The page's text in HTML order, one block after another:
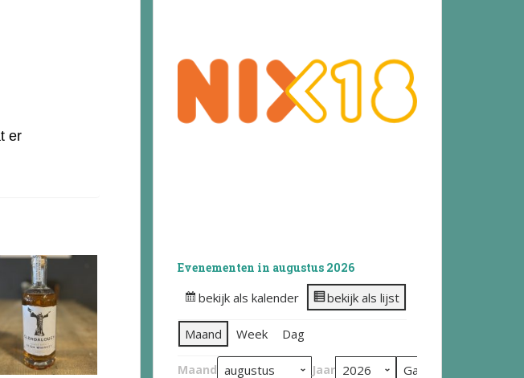
er
Evenementen in augustus 2026
bekijk als kalender bekijk als lijst
Maand Week Dag
Maand Jaar